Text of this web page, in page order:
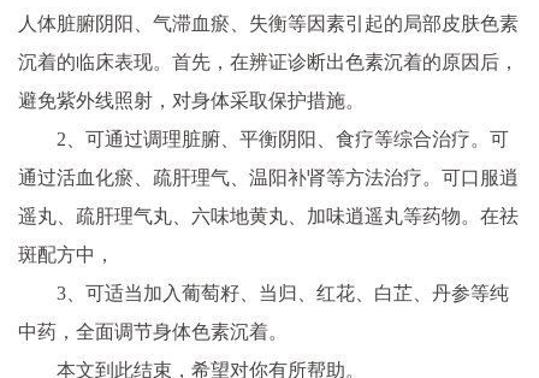
人体脏腑阴阳、气滞血瘀、失衡等因素引起的局部皮肤色素
沉着的临床表现。首先，在辨证诊断出色素沉着的原因后，
避免紫外线照射，对身体采取保护措施。
2、可通过调理脏腑、平衡阴阳、食疗等综合治疗。可
通过活血化瘀、疏肝理气、温阳补肾等方法治疗。可口服逍
遥丸、疏肝理气丸、六味地黄丸、加味逍遥丸等药物。在祛
斑配方中，
3、可适当加入葡萄籽、当归、红花、白芷、丹参等纯
中药，全面调节身体色素沉着。
本文到此结束，希望对你有所帮助。